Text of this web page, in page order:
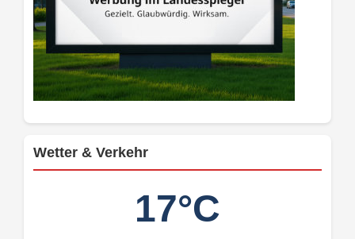
Wetter & Verkehr
17°C